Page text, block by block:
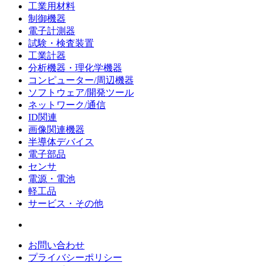
工業用材料
制御機器
電子計測器
試験・検査装置
工業計器
分析機器・理化学機器
コンピューター/周辺機器
ソフトウェア/開発ツール
ネットワーク/通信
ID関連
画像関連機器
半導体デバイス
電子部品
センサ
電源・電池
軽工品
サービス・その他
お問い合わせ
プライバシーポリシー